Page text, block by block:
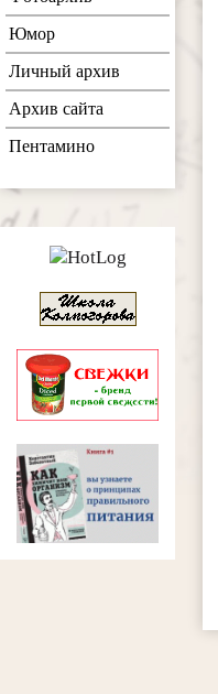
Юмор
Личный архив
Архив сайта
Пентамино